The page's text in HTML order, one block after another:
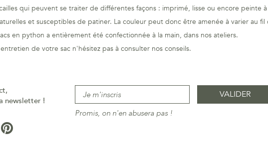
qui peuvent se traiter de différentes façons : imprimé, lisse ou encore peinte à
et susceptibles de patiner. La couleur peut donc être amenée à varier au fil
en python a entièrement été confectionnée à la main, dans nos ateliers.
de votre sac n'hésitez pas à consulter nos conseils.
newsletter !
Promis, on n'en abusera pas !